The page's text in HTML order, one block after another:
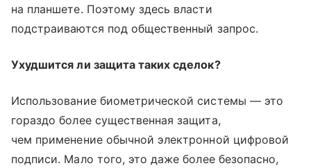
на планшете. Поэтому здесь власти
подстраиваются под общественный запрос.
Ухудшится ли защита таких сделок?
Использование биометрической системы — это
гораздо более существенная защита,
чем применение обычной электронной цифровой
подписи. Мало того, это даже более безопасно,